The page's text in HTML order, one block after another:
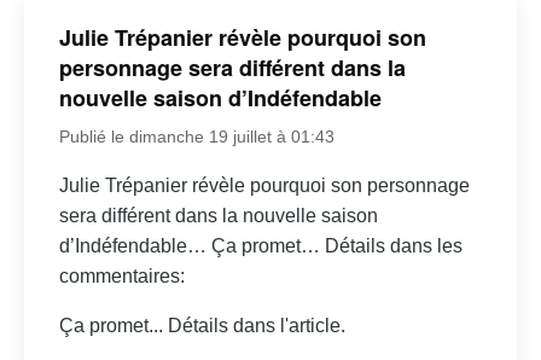
Julie Trépanier révèle pourquoi son
personnage sera différent dans la
nouvelle saison d’Indéfendable
Publié le dimanche 19 juillet à 01:43
Julie Trépanier révèle pourquoi son personnage
sera différent dans la nouvelle saison
d’Indéfendable… Ça promet… Détails dans les
commentaires:
Ça promet... Détails dans l'article.